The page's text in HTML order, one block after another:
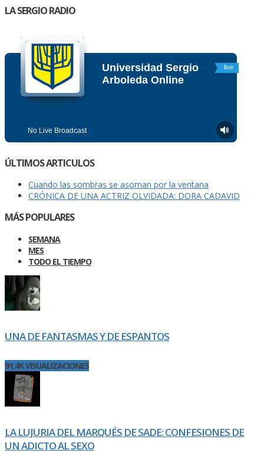
LA SERGIO RADIO
ÚLTIMOS ARTICULOS
Cuando las sombras se asoman por la ventana
CRÓNICA DE UNA ACTRIZ OLVIDADA: DORA CADAVID
MÁS POPULARES
SEMANA
MES
TODO EL TIEMPO
UNA DE FANTASMAS Y DE ESPANTOS
91.4K VISUALIZACIONES
LA LUJURIA DEL MARQUÉS DE SADE: CONFESIONES DE
UN ADICTO AL SEXO